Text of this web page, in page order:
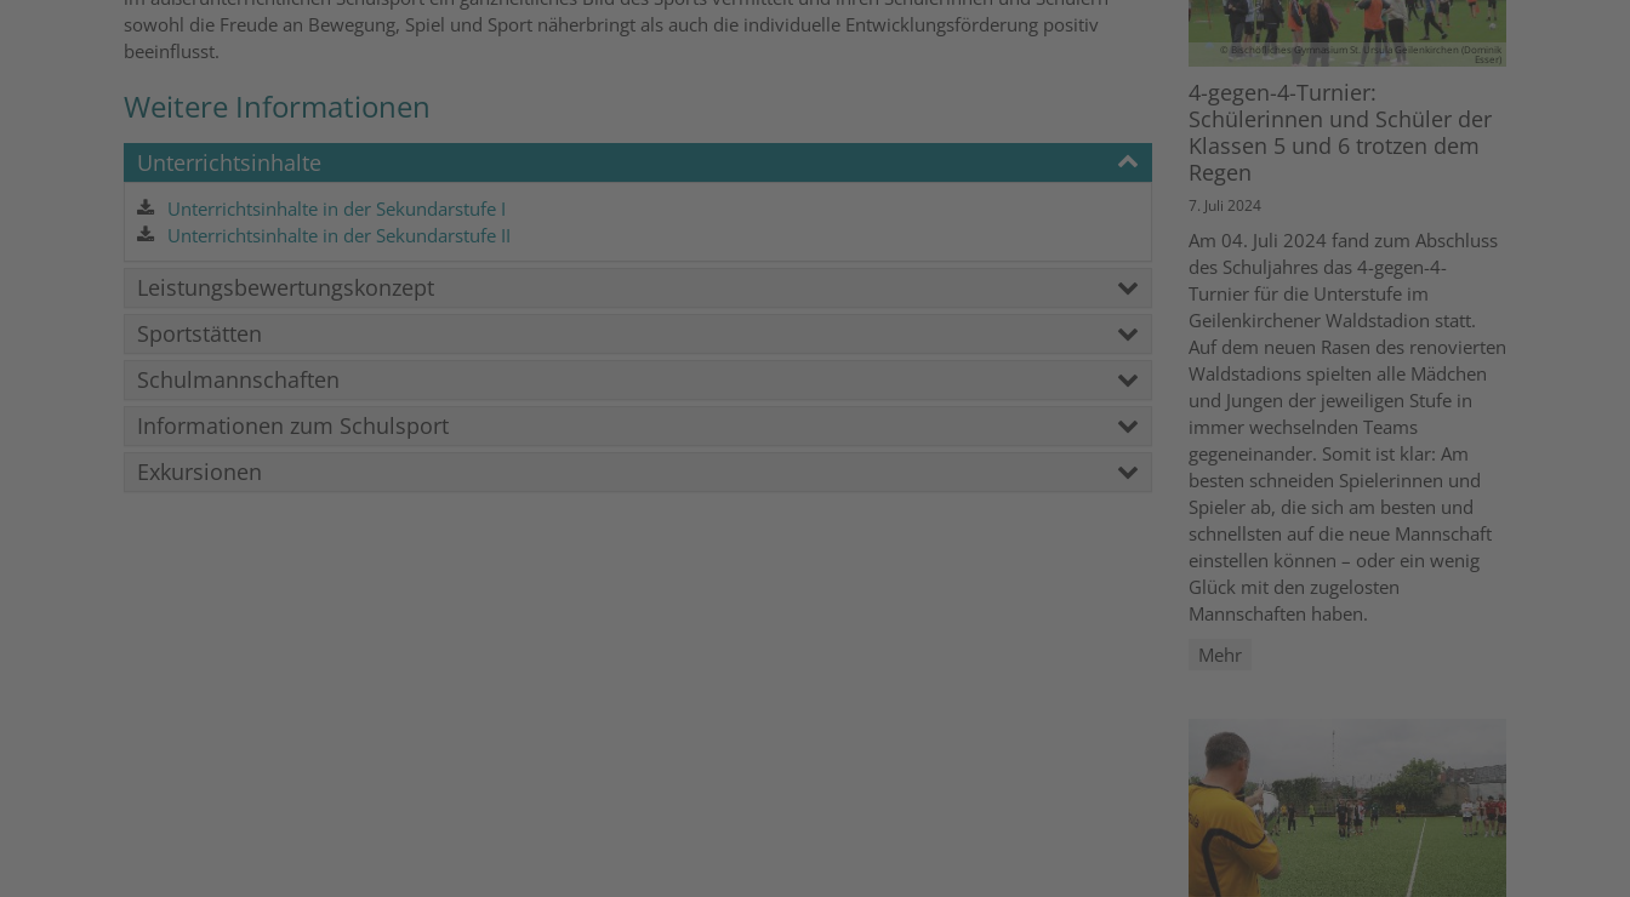
sowohl die Freude an Bewegung, Spiel und Sport näherbringt als auch die individuelle Entwicklungsförderung positiv
beeinflusst.
Weitere Informationen
Unterrichtsinhalte
Unterrichtsinhalte in der Sekundarstufe I
Unterrichtsinhalte in der Sekundarstufe II
Leistungsbewertungskonzept
Sportstätten
Schulmannschaften
Informationen zum Schulsport
Exkursionen
© Bischöfliches Gymnasium St. Ursula Geilenkirchen (Dominik
Esser)
4-gegen-4-Turnier:
Schülerinnen und Schüler der
Klassen 5 und 6 trotzen dem
Regen
7. Juli 2024
Am 04. Juli 2024 fand zum Abschluss
des Schuljahres das 4-gegen-4-
Turnier für die Unterstufe im
Geilenkirchener Waldstadion statt.
Auf dem neuen Rasen des renovierten
Waldstadions spielten alle Mädchen
und Jungen der jeweiligen Stufe in
immer wechselnden Teams
gegeneinander. Somit ist klar: Am
besten schneiden Spielerinnen und
Spieler ab, die sich am besten und
schnellsten auf die neue Mannschaft
einstellen können – oder ein wenig
Glück mit den zugelosten
Mannschaften haben.
Mehr